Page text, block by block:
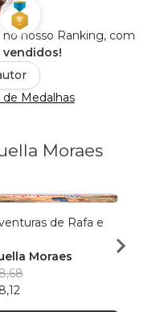
nosso Ranking, com
vendidos!
Medalhas
Moraes
de Rafa e
Moraes